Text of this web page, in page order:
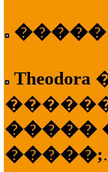
�����
Theodora
�����
�����;.